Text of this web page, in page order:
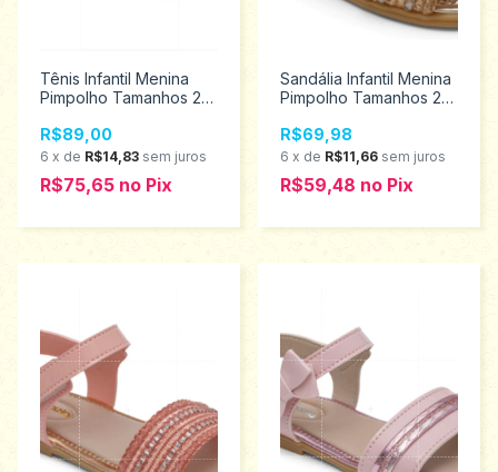
Tênis Infantil Menina
Pimpolho Tamanhos 22
R$89,00
6 x de R$14,83 sem juros
R$75,65 no Pix
Sandália Infantil Menina
Pimpolho Tamanhos 22
R$69,98
6 x de R$11,66 sem juros
R$59,48 no Pix